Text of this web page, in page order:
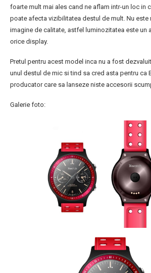
foarte mult mai ales cand ne aflam intr-un loc in
poate afecta vizibilitatea destul de mult. Nu este
imagine de calitate, astfel luminozitatea este un
orice display.
Pretul pentru acest model inca nu a fost
unul destul de mic si tind sa cred asta pentru ca
producator care sa lanseze niste accesorii
Galerie foto: